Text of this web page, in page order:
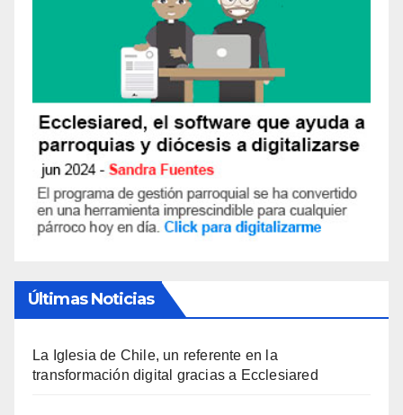
Últimas Noticias
La Iglesia de Chile, un referente en la
transformación digital gracias a Ecclesiared